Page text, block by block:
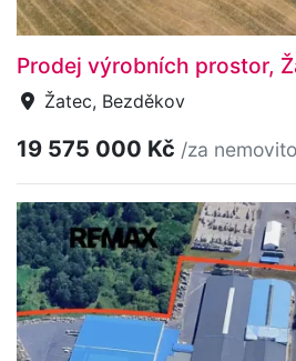
Prodej výrobních prostor,
Žatec, Bezděkov
19 575 000 Kč /za